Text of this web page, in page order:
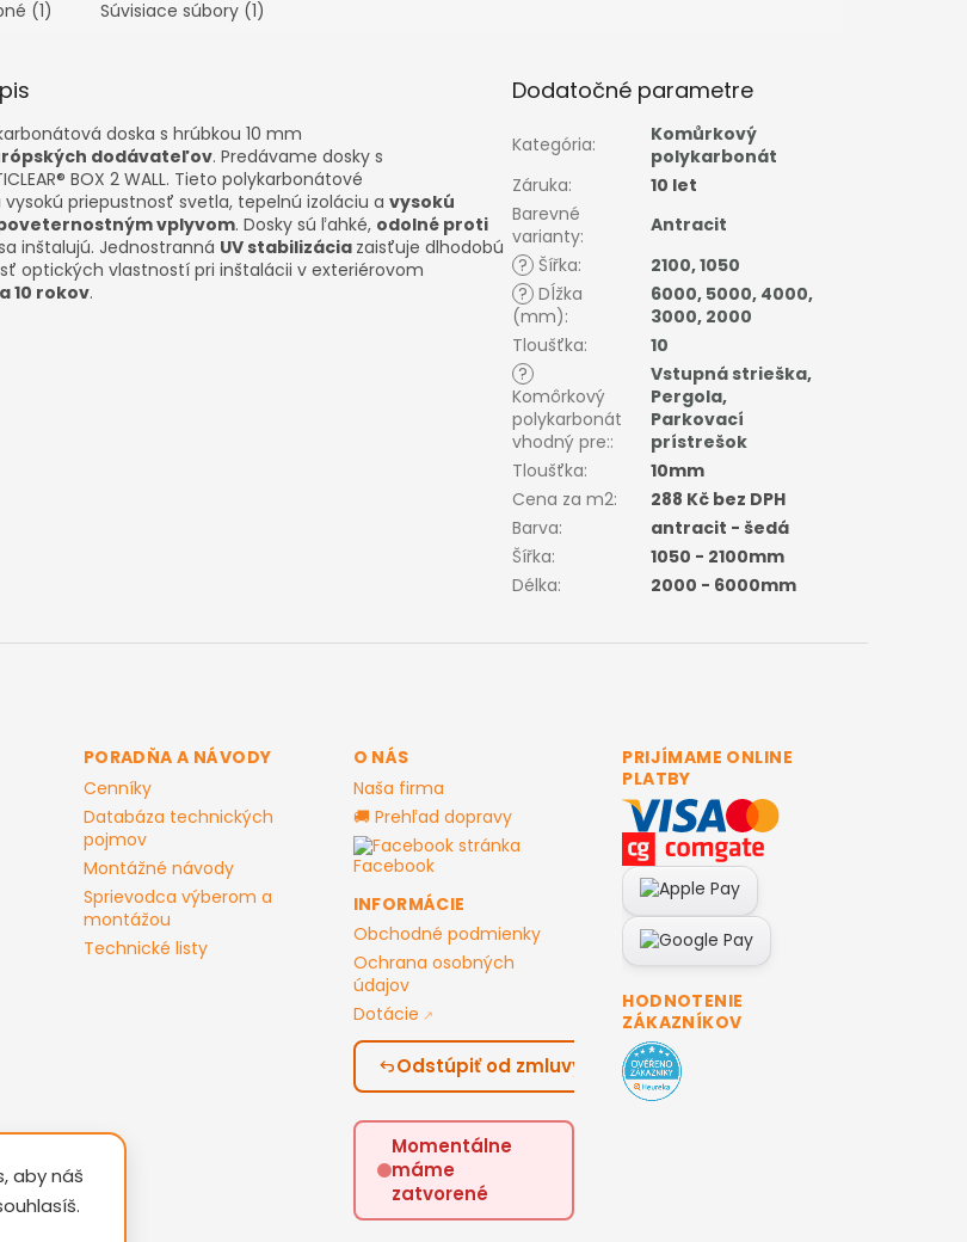
(1) Súvisiace súbory (1)
doska s hrúbkou 10 mm
dodávateľov. Predávame dosky s
BOX 2 WALL. Tieto polykarbonátové
priepustnosť svetla, tepelnú izoláciu a vysokú
vplyvom. Dosky sú ľahké, odolné proti
inštalujú. Jednostranná UV stabilizácia zaisťuje dlhodobú
optických vlastností pri inštalácii v exteriérovom
10 rokov.
Dodatočné parametre
Kategória:
Komůrkový
polykarbonát
Záruka:
10 let
Barevné
varianty:
Antracit
? Šířka: 2100,1050
? Dĺžka
(mm):
6000, 5000, 4000,
3000, 2000
Tloušťka:
10
?
Komôrkový
polykarbonát
vhodný pre::
Vstupná strieška,
Pergola,
Parkovací
prístrešok
Tloušťka:
10mm
Cena za m2:
288 Kč bez DPH
Barva:
antracit - šedá
Šířka:
1050 - 2100mm
Délka: 2000 - 6000mm
PORADŇA A NÁVODY
Cenníky
Databáza technických
pojmov
Montážné návody
Sprievodca výberom a
montážou
Technické listy
O NÁS
Naša firma
🚚 Prehľad dopravy
Facebook stránka
INFORMÁCIE
Obchodné podmienky
Ochrana osobných
údajov
Dotácie
Odstúpiť od zmluvy
Momentálne
máme
zatvorené
PRIJÍMAME ONLINE
PLATBY
HODNOTENIE
ZÁKAZNÍKOV
aby náš